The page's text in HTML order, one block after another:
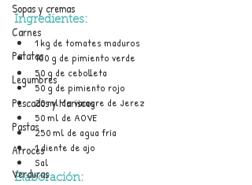
Sopas y cremas
Carnes
Patatas
Legumbres
Pescados y Mariscos
Pastas
Arroces
Verduras
Ingredientes:
1 kg de tomates maduros
100 g de pimiento verde
50 g de cebolleta
50 g de pimiento rojo
20 ml de vinagre de Jerez
50 ml de AOVE
250 ml de agua fría
1 diente de ajo
Sal
Elaboración: